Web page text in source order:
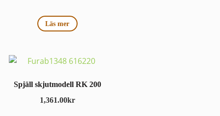
Läs mer
Spjäll skjutmodell RK 200
1,361.00kr